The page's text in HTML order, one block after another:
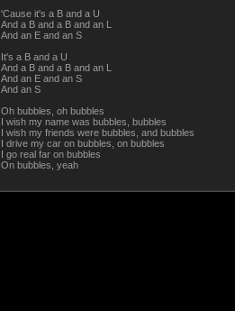
'Cause it's a B and a U
And a B and a B and an L
And an E and an S
It's a B and a U
And a B and a B and an L
And an E and an S
And an S
Oh bubbles, oh bubbles
I wish my name was bubbles, bubbles
I wish my friends were bubbles, and bubbles
I drive my car on bubbles, on bubbles
I go real far on bubbles
On bubbles, yeah